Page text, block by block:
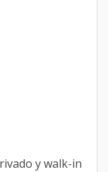
y walk-in